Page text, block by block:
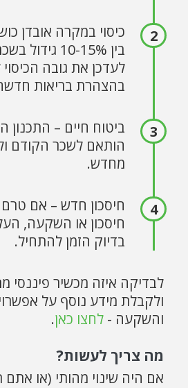
כיסוי במקרה אובדן
בין 10-15%
לעדכן את גובה
בהצהרת בריאות
ביטוח חיים – התכנון
הותאם לשכר הקודם
מחדש.
חיסכון חדש – אם
חיסכון או השקעה,
בדיוק הזמן להתחיל.
לבדיקה איזה מכשיר פיננסי
ולקבלת מידע נוסף על
והשקעה - לחצו כאן.
מה צריך לעשות?
אם היה שינוי מהותי (או אתם